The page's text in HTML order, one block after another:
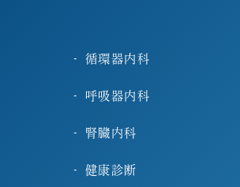
循環器内科
呼吸器内科
腎臓内科
健康診断